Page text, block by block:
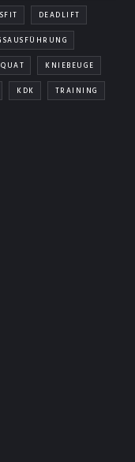
DEADLIFT
KNIEBEUGE
KDK TRAINING